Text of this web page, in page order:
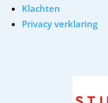
Klachten
Privacy verklaring